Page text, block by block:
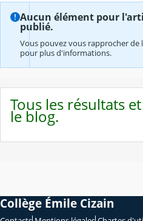
Aucun élément pour
publié.
Vous pouvez vous rapprocher
pour plus d'informations.
Tous les résultats
le blog.
Collège Émile Cizain